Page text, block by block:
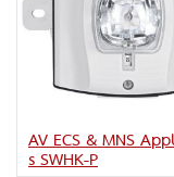
AV ECS & MNS
s SWHK-P